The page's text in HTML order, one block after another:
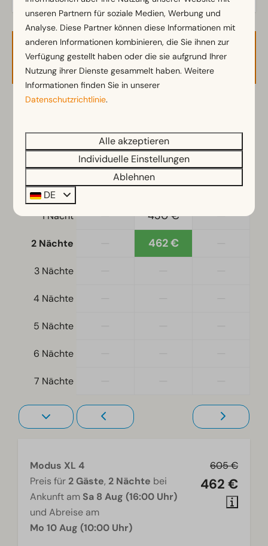
Einbauküche
Kombi-Mikrowelle
Kühlschrank mit Gefrierfach
Kaffeepadmaschine
Wasserkocher
Schlafzimmer
Einzelbetten: 4
Einzelbettdecken und Kissen
Schlafzimmer unten: 2
Ebenerdig
Wohnzimmer
Fernseher
Verfügbarkeit und Preis
Sa08-08-2026 Mo10-08-2026
1 Nacht
— 430 € —
2 Nächte 462 €
3 Nächte
4 Nächte
5 Nächte
6 Nächte
7 Nächte
605 €
462 €
Modus XL 4
Preis für 2 Gäste, 2 Nächte bei
Ankunft am Sa 8 Aug (16:00 Uhr)
und Abreise am
Mo 10 Aug (10:00 Uhr)
unseren Partnern für soziale Medien, Werbung und
Analyse. Diese Partner können diese Informationen mit
anderen Informationen kombinieren, die Sie ihnen zur
Verfügung gestellt haben oder die sie aufgrund Ihrer
Nutzung ihrer Dienste gesammelt haben. Weitere
Informationen finden Sie in unserer
Datenschutzrichtlinie.
Alle akzeptieren
Individuelle Einstellungen
Ablehnen
DE